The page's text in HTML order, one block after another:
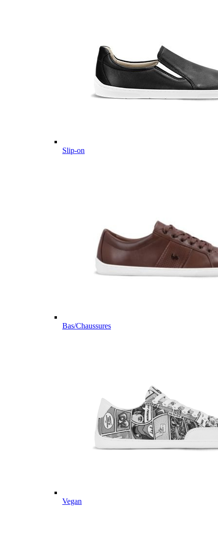
Slip-on
Bas/Chaussures
Vegan